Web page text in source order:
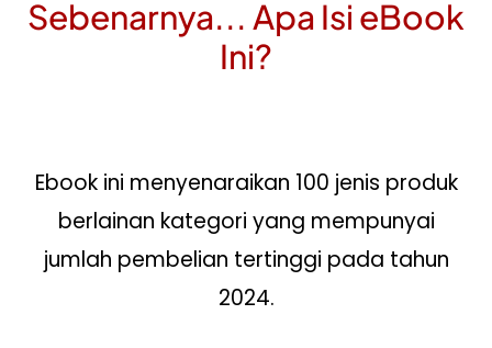
Sebenarnya... Apa Isi eBook
Ini?
Ebook ini menyenaraikan 100 jenis produk
berlainan kategori yang mempunyai
jumlah pembelian tertinggi pada tahun
2024.